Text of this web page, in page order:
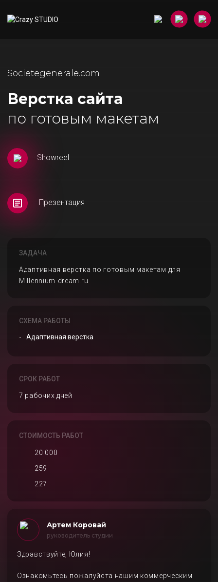
Societegenerale.com
Верстка сайта
по готовым макетам
Showreel
Презентация
ЗАДАЧА
Адаптивная верстка по готовым макетам для
Millennium-dream.ru
СХЕМА РАБОТЫ
Адаптивная верстка
СРОК РАБОТ
7 рабочих дней
СТОИМОСТЬ РАБОТ
20 000
259
227
Артем Коровай
руководитель студии
Здравствуйте, Юлия!
Ознакомьтесь пожалуйста нашим коммерческим